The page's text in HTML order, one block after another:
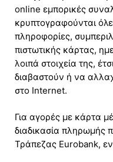
online εμπορικές
κρυπτογραφούνται
πληροφορίες,
πιστωτικής κάρτας,
λοιπά στοιχεία της,
διαβαστούν ή να
στο Internet.
Για αγορές με κάρτα
διαδικασία πληρωμής
Τράπεζας Eurobank,